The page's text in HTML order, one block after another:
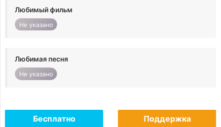
Любимый фильм
Не указано
Любимая песня
Не указано
Бесплатно Поддержка